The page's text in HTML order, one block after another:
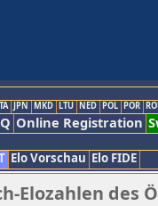
JPN MKD LTU NED POL POR
Online Registration
Elo Vorschau Elo FIDE
Elozahlen des